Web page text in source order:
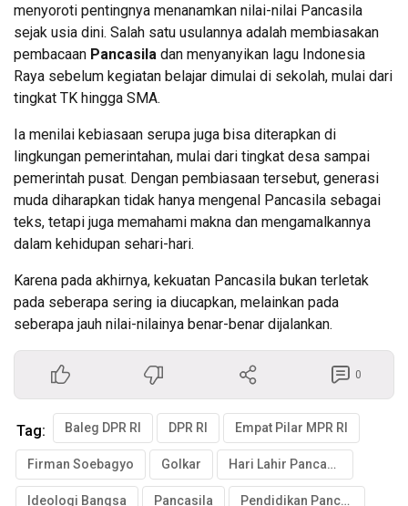
menyoroti pentingnya menanamkan nilai-nilai Pancasila
sejak usia dini. Salah satu usulannya adalah membiasakan
pembacaan Pancasila dan menyanyikan lagu Indonesia
Raya sebelum kegiatan belajar dimulai di sekolah, mulai dari
tingkat TK hingga SMA.
Ia menilai kebiasaan serupa juga bisa diterapkan di
lingkungan pemerintahan, mulai dari tingkat desa sampai
pemerintah pusat. Dengan pembiasaan tersebut, generasi
muda diharapkan tidak hanya mengenal Pancasila sebagai
teks, tetapi juga memahami makna dan mengamalkannya
dalam kehidupan sehari-hari.
Karena pada akhirnya, kekuatan Pancasila bukan terletak
pada seberapa sering ia diucapkan, melainkan pada
seberapa jauh nilai-nilainya benar-benar dijalankan.
0
Tag: Baleg DPR RI DPR RI Empat Pilar MPR RI
Firman Soebagyo Golkar Hari Lahir Pancasila
Ideologi Bangsa Pancasila Pendidikan Pancasila